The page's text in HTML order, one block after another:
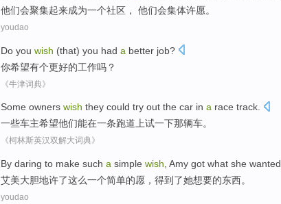
他们会聚集起来成为一个社区 ， 他们会集体许愿。
youdao
Do you wish (that) you had a better job?
你希望有个更好的工作吗？
《牛津词典》
Some owners wish they could try out the car in a race track.
一些车主希望他们能在一条跑道上试一下那辆车。
《柯林斯英汉双解大词典》
By daring to make such a simple wish Amy got what she wanted
艾美大胆地许了这么一个简单的愿 ， 得到 了她想要的东西。
youdao